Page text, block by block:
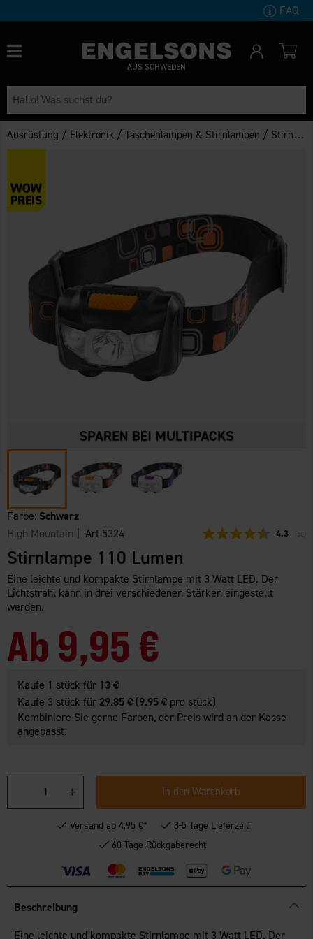
FAQ
AUS SCHWEDEN
Ausrüstung / Elektronik /Taschenlampen & Stirnlampen / Stirnlampen
Farbe: Schwarz
High Mountain | Art 5324 4.3 58
Stirnlampe 110 Lumen
Eine leichte und kompakte Stirnlampe mit 3 Watt LED. Der
Lichtstrahl kann in drei verschiedenen Stärken eingestellt
werden.
Ab 9,95 €
Kaufe 1 stück für 13 €
Kaufe 3 stück für 29.85 € (9.95 € pro stück)
Kombiniere Sie gerne Farben, der Preis wird an der Kasse
angepasst.
In den Warenkorb
Versand ab 4,95 €*
3-5 Tage Lieferzeit
60 Tage Rückgaberecht
Beschreibung
Eine leichte und kompakte Stirnlampe mit 3 Watt LED. Der